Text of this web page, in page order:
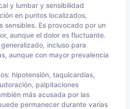
y lumbar y sensibilidad
en puntos localizados,
sensibles. Es provocado por un
aunque el dolor es fluctuante.
incluso para
aunque con mayor prevalencia
hipotensión, taquicardias,
palpitaciones
más acusada por las
permanecer durante varias